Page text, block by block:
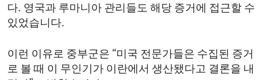
다. 영국과 루마니아 관리들도 해당 증거에 접근할 수
있었습니다.
이런 이유로 중부군은 “미국 전문가들은 수집된 증거
로 볼 때 이 무인기가 이란에서 생산됐다고 결론을 내